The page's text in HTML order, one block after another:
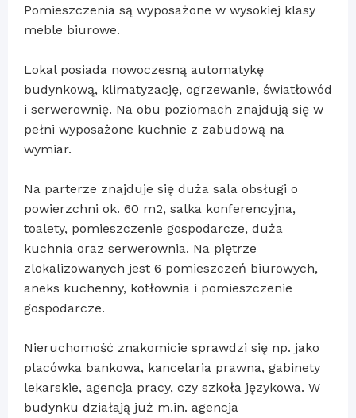
Pomieszczenia są wyposażone w wysokiej klasy
meble biurowe.
Lokal posiada nowoczesną automatykę
budynkową, klimatyzację, ogrzewanie, światłowód
i serwerownię. Na obu poziomach znajdują się w
pełni wyposażone kuchnie z zabudową na
wymiar.
Na parterze znajduje się duża sala obsługi o
powierzchni ok. 60 m2, salka konferencyjna,
toalety, pomieszczenie gospodarcze, duża
kuchnia oraz serwerownia. Na piętrze
zlokalizowanych jest 6 pomieszczeń biurowych,
aneks kuchenny, kotłownia i pomieszczenie
gospodarcze.
Nieruchomość znakomicie sprawdzi się np. jako
placówka bankowa, kancelaria prawna, gabinety
lekarskie, agencja pracy, czy szkoła językowa. W
budynku działają już m.in. agencja